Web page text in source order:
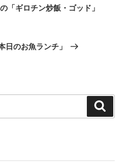
「ギロチン炒飯・ゴッド」
のお魚ランチ」